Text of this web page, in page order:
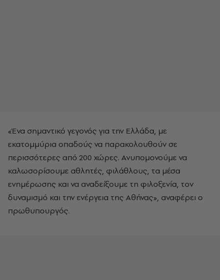
«Ένα σημαντικό γεγονός για την Ελλάδα, με
εκατομμύρια οπαδούς να παρακολουθούν σε
περισσότερες από 200 χώρες. Ανυπομονούμε να
καλωσορίσουμε αθλητές, φιλάθλους, τα μέσα
ενημέρωσης και να αναδείξουμε τη φιλοξενία, τον
δυναμισμό και την ενέργεια της Αθήνας», αναφέρει ο
πρωθυπουργός.